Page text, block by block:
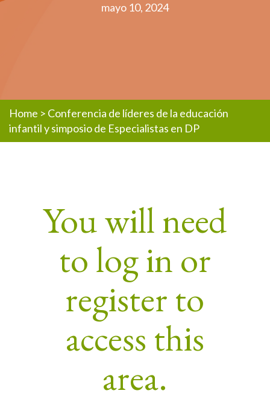
mayo 10, 2024
Home > Conferencia de líderes de la educación
infantil y simposio de Especialistas en DP
You will need
to log in or
register to
access this
area.